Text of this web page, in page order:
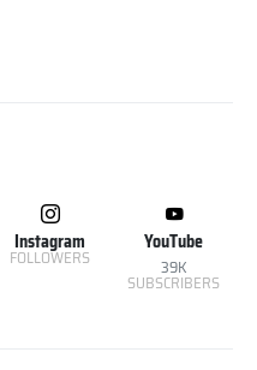
Instagram
FOLLOWERS
YouTube
39K
SUBSCRIBERS